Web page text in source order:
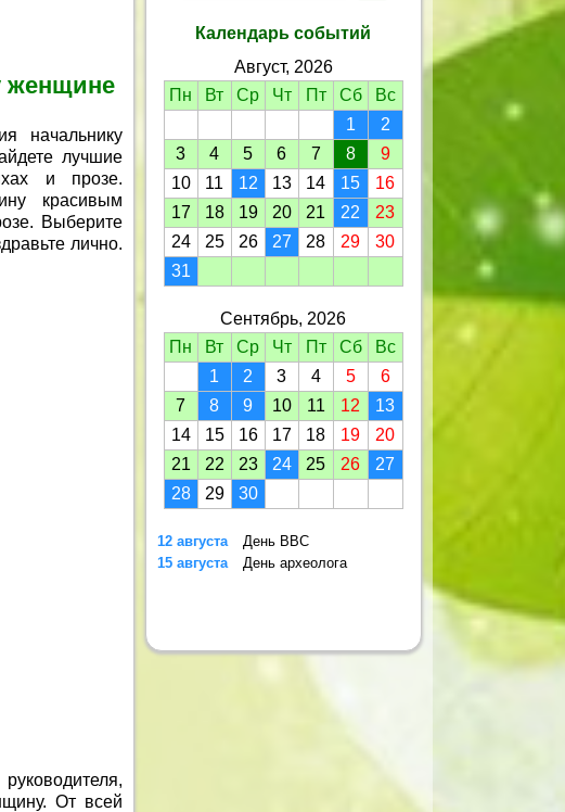
женщине
начальнику
лучшие
и прозе.
красивым
Выберите
лично.
От всей
Календарь событий
Август, 2026
Пн
Вт Ср Чт Пт Сб
Вс
1
2
3
4 5 6 7 8
9
10
11 12 13 14 15
16
17
18 19 20 21 22
23
24
25 26 27 28 29
30
31
Сентябрь, 2026
Пн
Вт Ср Чт Пт Сб
Вс
1
2 3 4 5
6
7
8 9 10 11 12
13
14
15 16 17 18 19
20
21
22 23 24 25 26
27
28
29 30
12 августа
День ВВС
15 августа
День археолога